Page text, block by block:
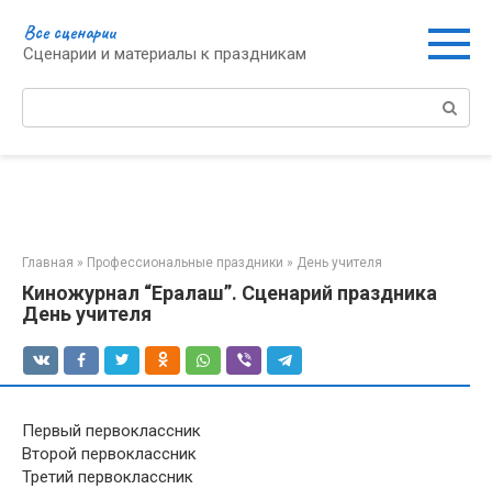
контенту
Все сценарии
Сценарии и материалы к праздникам
Поиск:
Главная » Профессиональные праздники » День учителя
Киножурнал “Ералаш”. Сценарий праздника
День учителя
Первый первоклассник
Второй первоклассник
Третий первоклассник